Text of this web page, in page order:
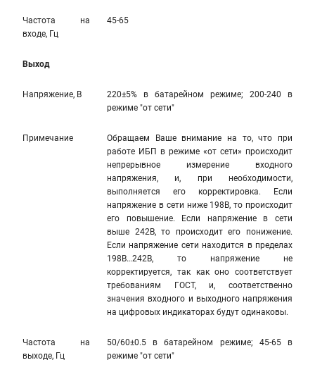
Частота на
входе, Гц
45-65
Выход
Напряжение, В
220±5% в батарейном режиме; 200-240 в
режиме "от сети"
Примечание
Обращаем Ваше внимание на то, что при
работе ИБП в режиме «от сети» происходит
непрерывное измерение входного
напряжения, и, при необходимости,
выполняется его корректировка. Если
напряжение в сети ниже 198В, то происходит
его повышение. Если напряжение в сети
выше 242В, то происходит его понижение.
Если напряжение сети находится в пределах
198В…242В, то напряжение не
корректируется, так как оно соответствует
требованиям ГОСТ, и, соответственно
значения входного и выходного напряжения
на цифровых индикаторах будут одинаковы.
Частота на
выходе, Гц
50/60±0.5 в батарейном режиме; 45-65 в
режиме "от сети"